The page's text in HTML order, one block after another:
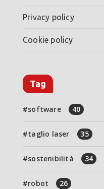
Privacy policy
Cookie policy
Tag
software 40
taglio laser 35
sostenibilità 34
robot 26